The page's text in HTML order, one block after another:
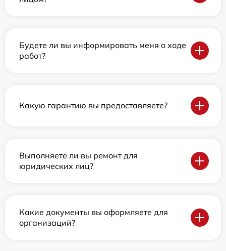
Будете ли вы информировать меня о ходе
работ?
Какую гарантию вы предоставляете?
Выполняете ли вы ремонт для
юридических лиц?
Какие документы вы оформляете для
организаций?